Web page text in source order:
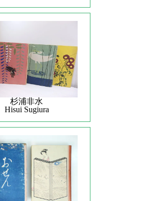
杉浦非水
Hisui Sugiura